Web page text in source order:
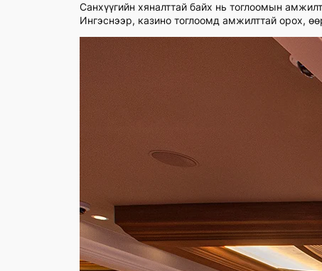
Санхүүгийн хяналттай байх нь тоглоомын
Ингэснээр, казино тоглоомд амжилттай орох,